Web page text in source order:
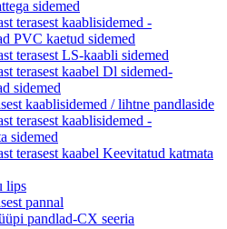
sidemed
terasest kaablisidemed -
PVC kaetud sidemed
terasest LS-kaabli sidemed
terasest kaabel Dl sidemed-
sidemed
kaablisidemed / lihtne pandlaside
terasest kaablisidemed -
sidemed
terasest kaabel Keevitatud katmata
lips
pannal
pandlad-CX seeria